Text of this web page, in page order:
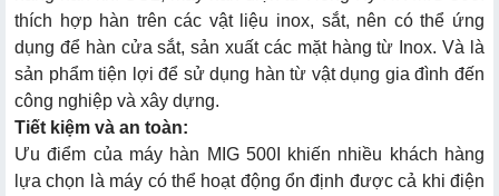
thích hợp hàn trên các vật liệu inox, sắt, nên có thể ứng
dụng để hàn cửa sắt, sản xuất các mặt hàng từ Inox. Và là
sản phẩm tiện lợi để sử dụng hàn từ vật dụng gia đình đến
công nghiệp và xây dựng.
Tiết kiệm và an toàn:
Ưu điểm của máy hàn MIG 500I khiến nhiều khách hàng
lựa chọn là máy có thể hoạt động ổn định được cả khi điện